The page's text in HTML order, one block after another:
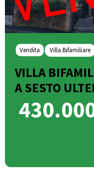
Vendita Villa Bifamiliare
VILLA
A SESTO